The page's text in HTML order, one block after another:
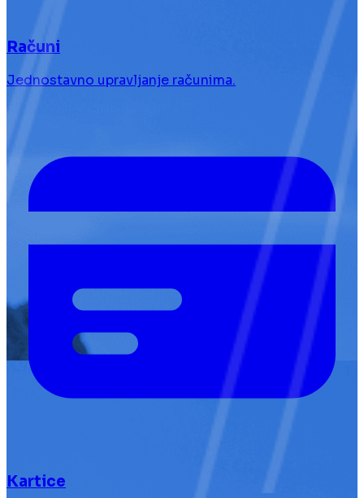
Računi
Jednostavno upravljanje računima.
Kartice